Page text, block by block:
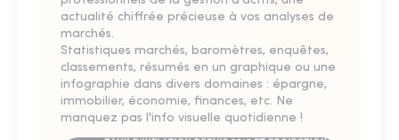
actualité chiffrée précieuse à vos analyses de
marchés.
Statistiques marchés, baromètres, enquêtes,
classements, résumés en un graphique ou une
infographie dans divers domaines : épargne,
immobilier, économie, finances, etc. Ne
manquez pas l'info visuelle quotidienne !